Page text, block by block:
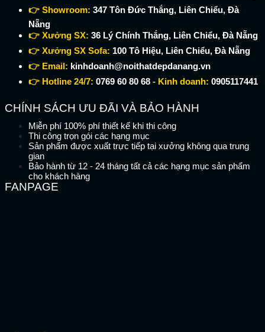
👉 Showroom: 347 Tôn Đức Thắng, Liên Chiểu, Đà
Nẵng
👉 Xưởng SX: 36 Lý Chính Thắng, Liên Chiểu, Đà Nẵng
👉 Xưởng SX Sofa: 100 Tô Hiệu, Liên Chiểu, Đà Nẵng
👉 Email: kinhdoanh@noithatdepdanang.vn
👉 Hotline 24/7: 0769 60 80 68 - Kinh doanh: 0905117441
CHÍNH SÁCH ƯU ĐÃI VÀ BẢO HÀNH
Miễn phí 100% phí thiết kế khi thi công
Thi công trọn gói các hạng mục
Sản phẩm được xuất trực tiếp tại xưởng không qua trung
gian
Bảo hành từ 12 - 24 tháng tất cả các hạng mục sản phẩm
cho khách hàng
FANPAGE